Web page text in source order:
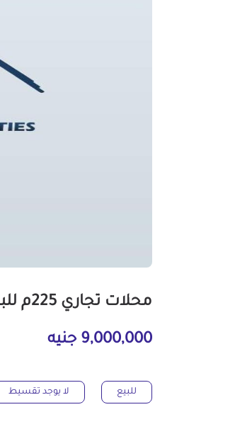
محلات تجاري 225م للبيع كاش بسيدى جابر الإسكندرية
9,000,000 جنيه
للبيع لا يوجد تقسيط